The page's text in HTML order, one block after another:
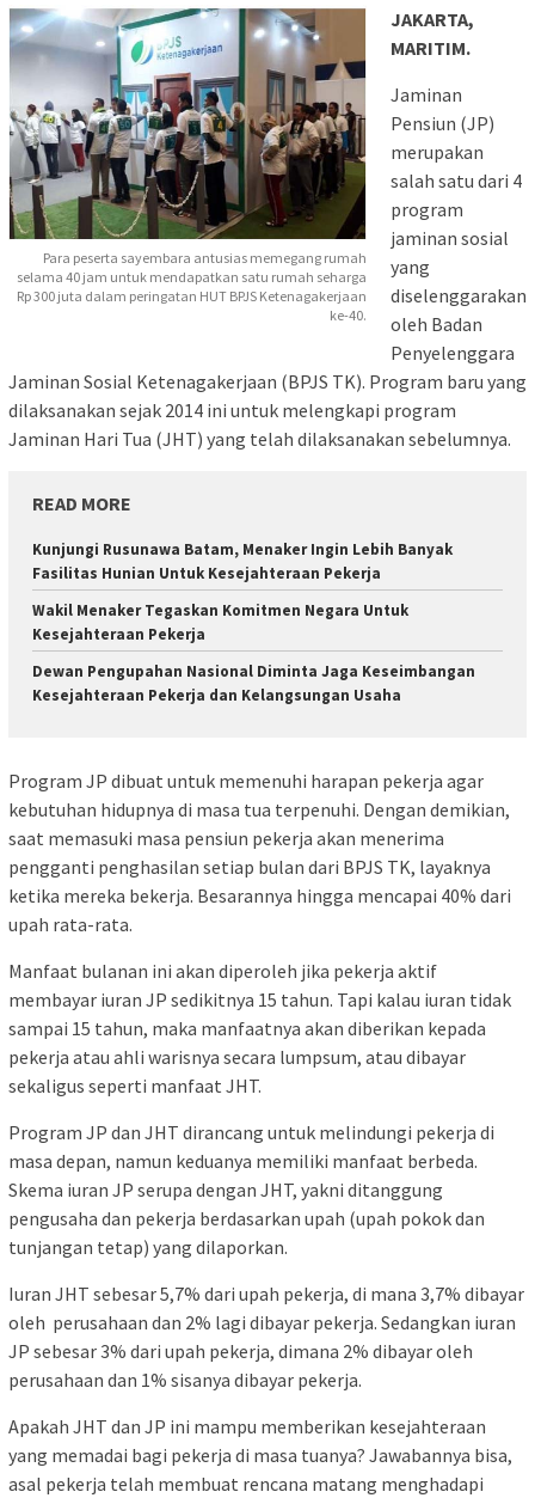
Para peserta sayembara antusias memegang rumah
selama 40 jam untuk mendapatkan satu rumah seharga
Rp 300 juta dalam peringatan HUT BPJS Ketenagakerjaan
ke-40.
JAKARTA,
MARITIM.
Jaminan
Pensiun (JP)
merupakan
salah satu dari 4
program
jaminan sosial
yang
diselenggarakan
oleh Badan
Penyelenggara
Jaminan Sosial Ketenagakerjaan (BPJS TK). Program baru yang
dilaksanakan sejak 2014 ini untuk melengkapi program
Jaminan Hari Tua (JHT) yang telah dilaksanakan sebelumnya.
READ MORE
Kunjungi Rusunawa Batam, Menaker Ingin Lebih Banyak
Fasilitas Hunian Untuk Kesejahteraan Pekerja
Wakil Menaker Tegaskan Komitmen Negara Untuk
Kesejahteraan Pekerja
Dewan Pengupahan Nasional Diminta Jaga Keseimbangan
Kesejahteraan Pekerja dan Kelangsungan Usaha
Program JP dibuat untuk memenuhi harapan pekerja agar
kebutuhan hidupnya di masa tua terpenuhi. Dengan demikian,
saat memasuki masa pensiun pekerja akan menerima
pengganti penghasilan setiap bulan dari BPJS TK, layaknya
ketika mereka bekerja. Besarannya hingga mencapai 40% dari
upah rata-rata.
Manfaat bulanan ini akan diperoleh jika pekerja aktif
membayar iuran JP sedikitnya 15 tahun. Tapi kalau iuran tidak
sampai 15 tahun, maka manfaatnya akan diberikan kepada
pekerja atau ahli warisnya secara lumpsum, atau dibayar
sekaligus seperti manfaat JHT.
Program JP dan JHT dirancang untuk melindungi pekerja di
masa depan, namun keduanya memiliki manfaat berbeda.
Skema iuran JP serupa dengan JHT, yakni ditanggung
pengusaha dan pekerja berdasarkan upah (upah pokok dan
tunjangan tetap) yang dilaporkan.
Iuran JHT sebesar 5,7% dari upah pekerja, di mana 3,7% dibayar
oleh perusahaan dan 2% lagi dibayar pekerja. Sedangkan iuran
JP sebesar 3% dari upah pekerja, dimana 2% dibayar oleh
perusahaan dan 1% sisanya dibayar pekerja.
Apakah JHT dan JP ini mampu memberikan kesejahteraan
yang memadai bagi pekerja di masa tuanya? Jawabannya bisa,
asal pekerja telah membuat rencana matang menghadapi